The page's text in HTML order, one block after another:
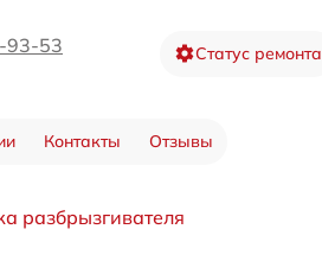
93-53 Статус ремонта
Контакты Отзывы
разбрызгивателя